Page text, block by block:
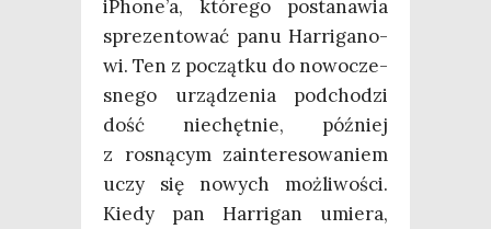
iPhone’a, któ­re­go posta­na­wia
spre­zen­to­wać panu Har­ri­ga­no­
wi. Ten z począt­ku do nowo­cze­
sne­go urzą­dze­nia pod­cho­dzi
dość nie­chęt­nie, póź­niej
z rosną­cym zain­te­re­so­wa­niem
uczy się nowych moż­li­wo­ści.
Kie­dy pan Har­ri­gan umie­ra,